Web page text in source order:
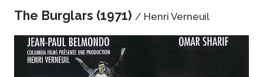
The Burglars (1971) / Henri Verneuil